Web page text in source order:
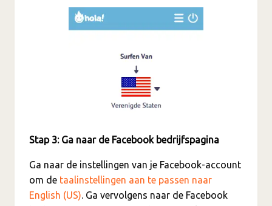
Stap 3: Ga naar de Facebook bedrijfspagina
Ga naar de instellingen van je Facebook-account
om de taalinstellingen aan te passen naar
English (US). Ga vervolgens naar de Facebook